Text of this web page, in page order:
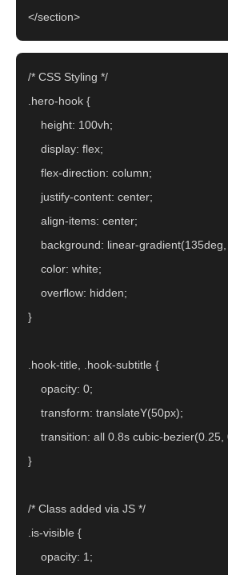
/* CSS Styling */
.hero-hook {
    height: 100vh;
    display: flex;
    flex-direction: column;
    justify-content: center;
    align-items: center;
background: linear-
    color: white;
    overflow: hidden;
.hook-title, .hook-subtitle {
    opacity: 0;
    transform: translateY(50px);
transition: all 0.8s cubic-
/* Class added via JS */
.is-visible {
    opacity: 1;